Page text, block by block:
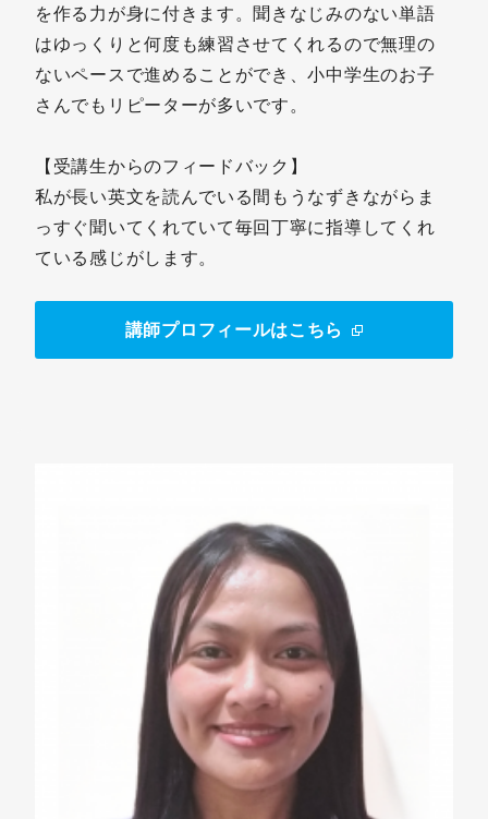
を作る力が身に付きます。聞きなじみのない単語
はゆっくりと何度も練習させてくれるので無理の
ないペースで進めることができ、小中学生のお子
さんでもリピーターが多いです。
【受講生からのフィードバック】
私が長い英文を読んでいる間もうなずきながらま
っすぐ聞いてくれていて毎回丁寧に指導してくれ
ている感じがします。
講師プロフィールはこちら